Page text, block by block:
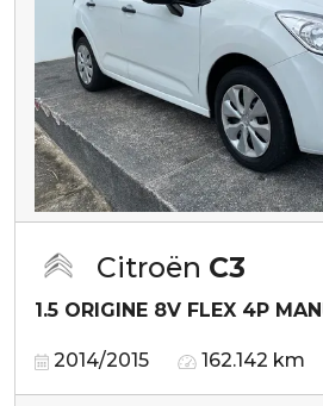
Citroën C3
1.5 ORIGINE 8V FLEX 4P
2014/2015 162.142 km